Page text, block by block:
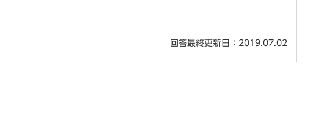
回答最終更新日：2019.07.02